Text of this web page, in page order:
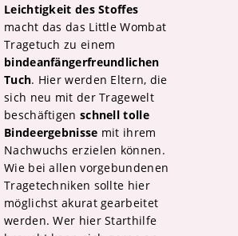
Leichtigkeit des Stoffes
macht das das Little Wombat
Tragetuch zu einem
bindeanfängerfreundlichen
Tuch. Hier werden Eltern, die
sich neu mit der Tragewelt
beschäftigen schnell tolle
Bindeergebnisse mit ihrem
Nachwuchs erzielen können.
Wie bei allen vorgebundenen
Tragetechniken sollte hier
möglichst akurat gearbeitet
werden. Wer hier Starthilfe